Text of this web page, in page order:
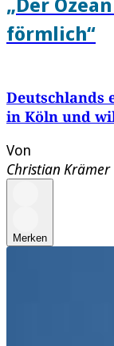
förmlich“
Deutschlands
in Köln und
Von
Christian Krämer
Merken